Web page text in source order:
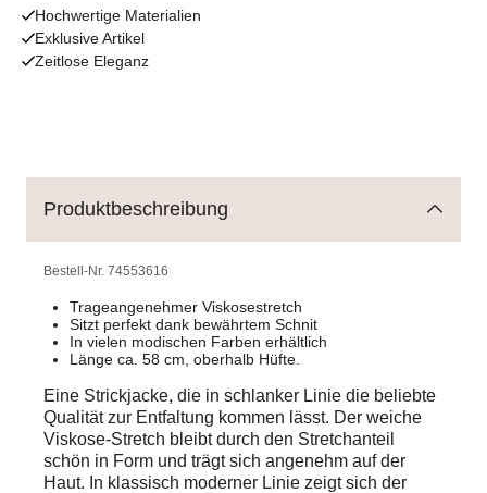
Hochwertige Materialien
Exklusive Artikel
Zeitlose Eleganz
Produktbeschreibung
Bestell-Nr. 74553616
Trageangenehmer Viskosestretch
Sitzt perfekt dank bewährtem Schnit
In vielen modischen Farben erhältlich
Länge ca. 58 cm, oberhalb Hüfte.
Eine Strickjacke, die in schlanker Linie die beliebte
Qualität zur Entfaltung kommen lässt. Der weiche
Viskose-Stretch bleibt durch den Stretchanteil
schön in Form und trägt sich angenehm auf der
Haut. In klassisch moderner Linie zeigt sich der